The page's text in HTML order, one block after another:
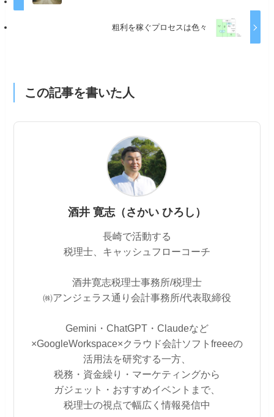
粗利を稼ぐプロセスは色々
この記事を書いた人
酒井 寛志（さかい ひろし）
長崎で活動する
税理士、キャッシュフローコーチ
酒井寛志税理士事務所/税理士
㈱アンジェラス通り会計事務所/代表取締役
Gemini・ChatGPT・Claudeなど
×GoogleWorkspace×クラウド会計ソフトfreeeの
活用法を研究する一方、
税務・資金繰り・マーケティングから
ガジェット・おすすめイベントまで、
税理士の視点で幅広く情報発信中